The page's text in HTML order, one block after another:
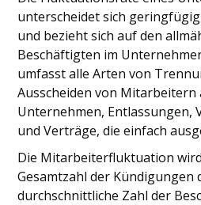
unterscheidet sich
und bezieht sich auf den
Beschäftigten im
umfasst alle Arten von
Ausscheiden von Mitarbeitern
Unternehmen, Entlassungen,
und Verträge, die einfach
Die Mitarbeiterfluktuation
Gesamtzahl der Kündigungen
durchschnittliche Zahl der